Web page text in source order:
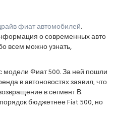
фиат автомобилей.
о современных авто
всем можно узнать,
модели Фиат 500. За ней пошли
в автоновостях заявил, что
в сегмент В.
бюджетнее Fiat 500, но